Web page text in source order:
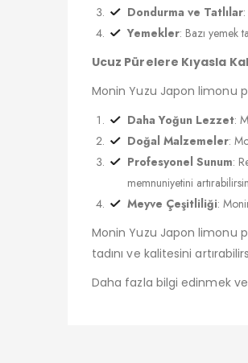
Dondurma ve Tatlılar
Yemekler: Bazı yemek
Ucuz Pürelere Kıyasla
Monin Yuzu Japon limonu
Daha Yoğun Lezzet:
Doğal Malzemeler:
Profesyonel Sunum:
memnuniyetini
Meyve Çeşitliliği:
Monin Yuzu Japon limonu
tadını ve kalitesini
Daha fazla bilgi edinmek